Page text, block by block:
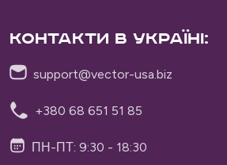
Контакти в Україні:
support@vector-usa.biz
+380 68 651 51 85
ПН-ПТ: 9:30 - 18:30